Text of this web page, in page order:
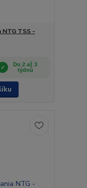
TSS -
Do 2 až 3
týdnů